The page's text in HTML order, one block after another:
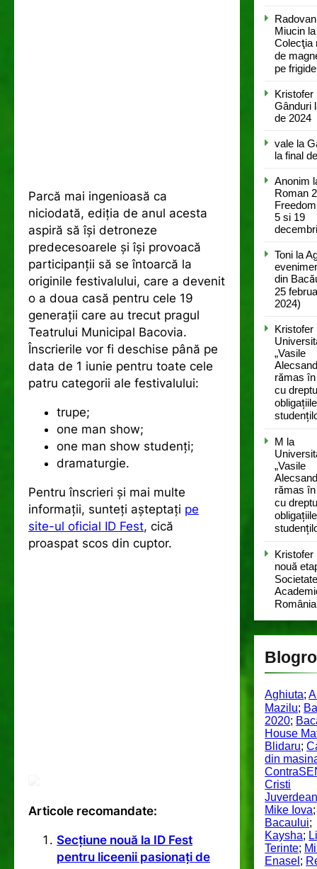
Parcă mai ingenioasă ca
niciodată, ediția de anul acesta
aspiră să își detroneze
predecesoarele și își provoacă
participanții să se întoarcă la
originile festivalului, care a devenit
o a doua casă pentru cele 19
generații care au trecut pragul
Teatrului Municipal Bacovia.
Înscrierile vor fi deschise până pe
data de 1 iunie pentru toate cele
patru categorii ale festivalului:
trupe;
one man show;
one man show studenţi;
dramaturgie.
Pentru înscrieri și mai multe
informații, sunteţi aşteptaţi pe
site-ul oficial ID Fest, cică
proaspat scos din cuptor.
Articole recomandate:
Secțiune nouă la ID Fest
pentru liceenii pasionați de
Miucin la
Colecţia
de
pe
Kristofer
Gânduri
de 2024
vale la
la final
Anonim
Roman
5 si 19
Toni la
din
25
2024)
Kristofer
„Vasile
rămas
cu
obligațiile
M la
„Vasile
rămas
cu
obligațiile
Kristofer
nouă
Aghiuta;
Mazilu;
2020;
House
Blidaru;
din
Cristi
Mike Iova
Bacaului;
Kaysha;
Terinte;
Enasel ;